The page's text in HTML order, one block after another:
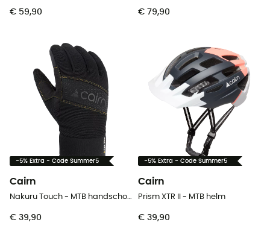
€ 59,90 € 79,90
-5% Extra - Code Summer5
Cairn
€ 39,90
-5% Extra - Code Summer5
Cairn
Prism XTR II - MTB helm
€ 39,90